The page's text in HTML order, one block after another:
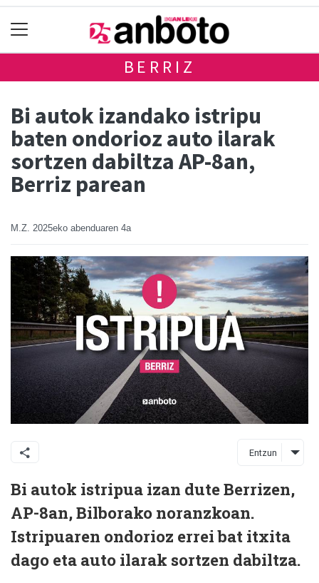
BERRIZ
Bi autok izandako istripu
baten ondorioz auto ilarak
sortzen dabiltza AP-8an,
Berriz parean
M.Z. 2025eko abenduaren 4a
Entzun
Bi autok istripua izan dute Berrizen,
AP-8an, Bilborako noranzkoan.
Istripuaren ondorioz errei bat itxita
dago eta auto ilarak sortzen dabiltza.